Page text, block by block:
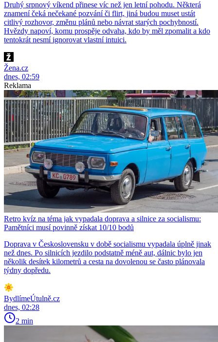
Druhý srpnový víkend přinese víc než jen letní pohodu. Některá
znamení čeká nečekané pozvání či flirt, jiná budou muset ustát
citlivý rozhovor, změnu plánů nebo návrat starých pochybností.
Hvězdy napoví, komu prospěje odvaha, kdo by měl zpomalit a kdo
tentokrát nesmí ignorovat vlastní intuici.
Žena.cz
dnes, 02:59
Reklama
Retro kvíz na téma jak vypadala doprava a silnice za socialismu:
Pamětníci musí povinně získat 10/10 bodů
Doprava v Československu v době socialismu vypadala úplně jinak
než dnes. Po silnicích jezdilo podstatně méně aut, dálnic bylo jen
několik desítek kilometrů a cesta na dovolenou se často plánovala
týdny dopředu.
BydlímeÚtulně.cz
dnes, 02:28
2 min